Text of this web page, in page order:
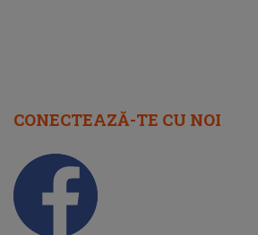
CONECTEAZĂ-TE CU NOI